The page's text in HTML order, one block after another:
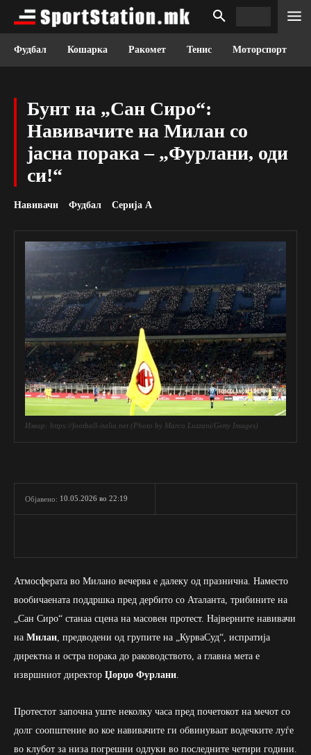
Фудбал Кошарка Ракомет Тенис Моторспорт
Бунт на „Сан Сиро“:
Навивачите на Милан со
јасна порака – „Фурлани, оди
си!“
Навивачи Фудбал Серија А
Извор: https://football-italia.net (Photo by Marco Luzzani/Getty Images)
Објавено: 10.05.2026 во 22:19
Атмосферата во Милано вечерва е далеку од празнична. Наместо
вообичаената поддршка пред дербито со Аталанта, трибините на
„Сан Сиро“ станаа сцена на масовен протест. Најверните навивачи
на Милан , предводени од групите на „КурваСуд“, испратија
директна и остра порака до раководството, а главна мета е
извршниот директор Џорџо Фурлани
Протестот започна уште неколку часа пред почетокот на мечот со
долг соопштение во кое навивачите ги обвинуваат водечките луѓе
во клубот за низа погрешни одлуки во последните четири години.